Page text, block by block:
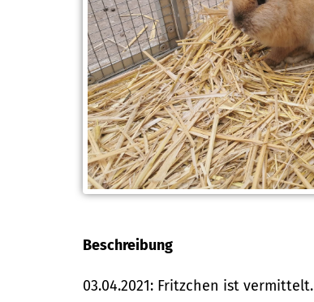
Beschreibung
03.04.2021: Fritzchen ist vermittelt.